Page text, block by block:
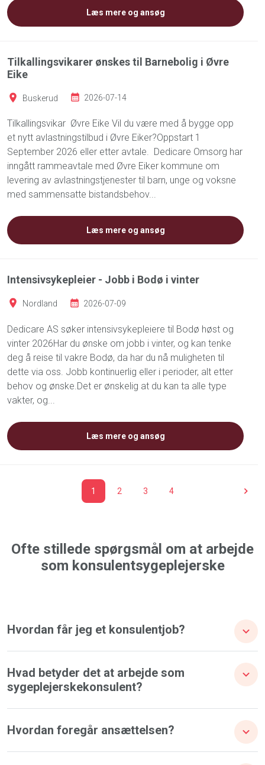
Læs mere og ansøg
Tilkallingsvikarer ønskes til Barnebolig i Øvre
Eike
Buskerud 2026-07-14
Tilkallingsvikar Øvre Eike Vil du være med å bygge opp
et nytt avlastningstilbud i Øvre Eiker?Oppstart 1
September 2026 eller etter avtale. Dedicare Omsorg har
inngått rammeavtale med Øvre Eiker kommune om
levering av avlastningstjenester til barn, unge og voksne
med sammensatte bistandsbehov...
Læs mere og ansøg
Intensivsykepleier - Jobb i Bodø i vinter
Nordland 2026-07-09
Dedicare AS søker intensivsykepleiere til Bodø høst og
vinter 2026Har du ønske om jobb i vinter, og kan tenke
deg å reise til vakre Bodø, da har du nå muligheten til
dette via oss. Jobb kontinuerlig eller i perioder, alt etter
behov og ønske.Det er ønskelig at du kan ta alle type
vakter, og...
Læs mere og ansøg
1 2 3 4
Ofte stillede spørgsmål om at arbejde
som konsulentsygeplejerske
Hvordan får jeg et konsulentjob?
Hvad betyder det at arbejde som
sygeplejerskekonsulent?
Hvordan foregår ansættelsen?